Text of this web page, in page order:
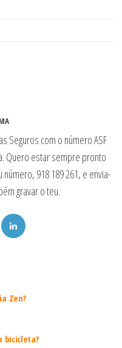
Seguros com o número ASF
Quero estar sempre pronto
918 189 261, e envia-
gravar o teu.
Zen?
bicicleta?